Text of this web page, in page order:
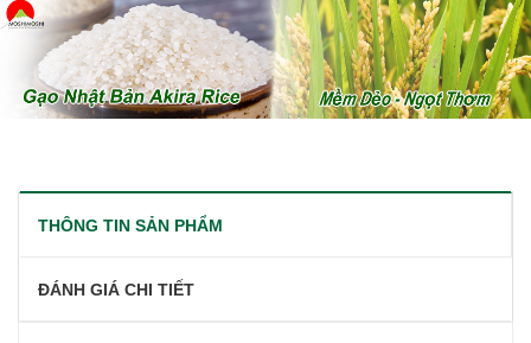
THÔNG TIN SẢN PHẨM
ĐÁNH GIÁ CHI TIẾT